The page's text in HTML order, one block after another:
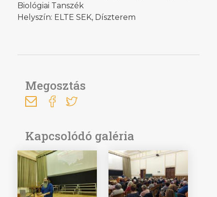
Biológiai Tanszék
Helyszín: ELTE SEK, Díszterem
Megosztás
Kapcsolódó galéria